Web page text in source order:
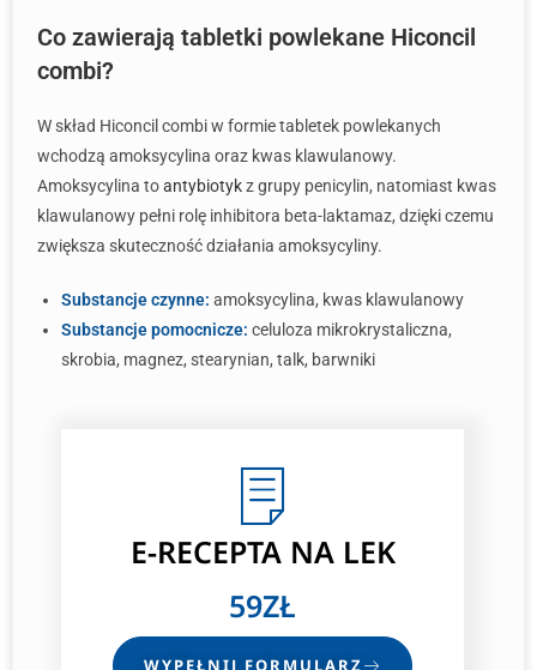
Co zawierają tabletki powlekane Hiconcil
combi?
W skład Hiconcil combi w formie tabletek powlekanych
wchodzą amoksycylina oraz kwas klawulanowy.
Amoksycylina toantybiotykz grupy penicylin, natomiast kwas
klawulanowy pełni rolę inhibitora beta-laktamaz, dzięki czemu
zwiększa skuteczność działania amoksycyliny.
Substancje czynne: amoksycylina, kwas klawulanowy
Substancje pomocnicze: celuloza mikrokrystaliczna,
skrobia, magnez, stearynian, talk, barwniki
E-RECEPTANA LEK
59ZŁ
WYPEŁNIJ FORMULARZ